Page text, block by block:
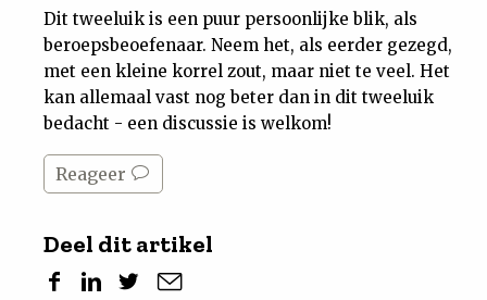
Dit tweeluik is een puur persoonlijke blik, als
beroepsbeoefenaar. Neem het, als eerder gezegd,
met een kleine korrel zout, maar niet te veel. Het
kan allemaal vast nog beter dan in dit tweeluik
bedacht - een discussie is welkom!
Reageer
Deel dit artikel